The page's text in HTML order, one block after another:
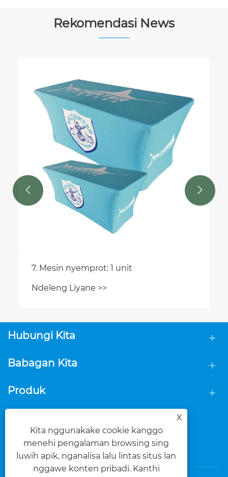
Rekomendasi News
7. Mesin nyemprot: 1 unit
Ndeleng Liyane >>
 
Hubungi Kita
Babagan Kita
Produk
X
Kita nggunakake cookie kanggo
menehi pengalaman browsing sing
luwih apik, nganalisa lalu lintas situs lan
nggawe konten pribadi. Kanthi